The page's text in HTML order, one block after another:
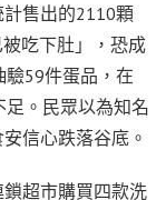
售出的2110顆
吃下肚」，恐成
59件蛋品，在
。民眾以為知名
信心跌落谷底。
超市購買四款洗